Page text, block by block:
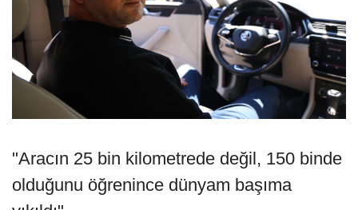
"Aracın 25 bin kilometrede değil, 150 binde
olduğunu öğrenince dünyam başıma